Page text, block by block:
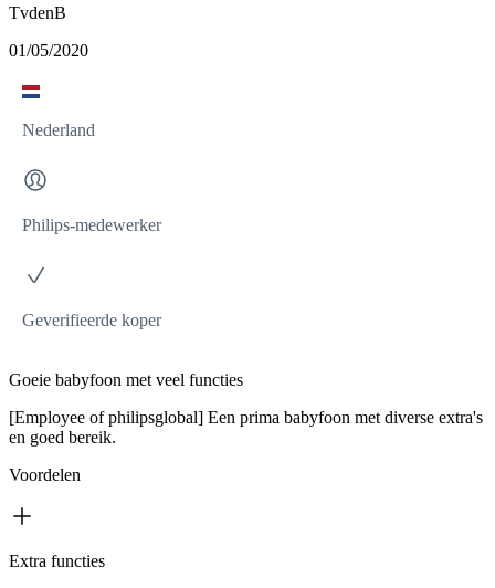
TvdenB
01/05/2020
Nederland
Philips-medewerker
Geverifieerde koper
Goeie babyfoon met veel functies
[Employee of philipsglobal] Een prima babyfoon met diverse extra's
en goed bereik.
Voordelen
Extra functies